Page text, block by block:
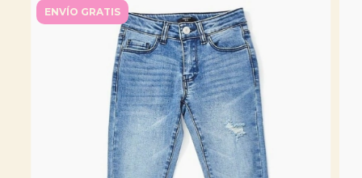
ENVÍO GRATIS